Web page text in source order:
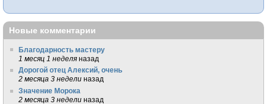
Новые комментарии
Благодарность мастеру
1 месяц 1 неделя назад
Дорогой отец Алексий, очень
2 месяца 3 недели назад
Значение Морока
2 месяца 3 недели назад